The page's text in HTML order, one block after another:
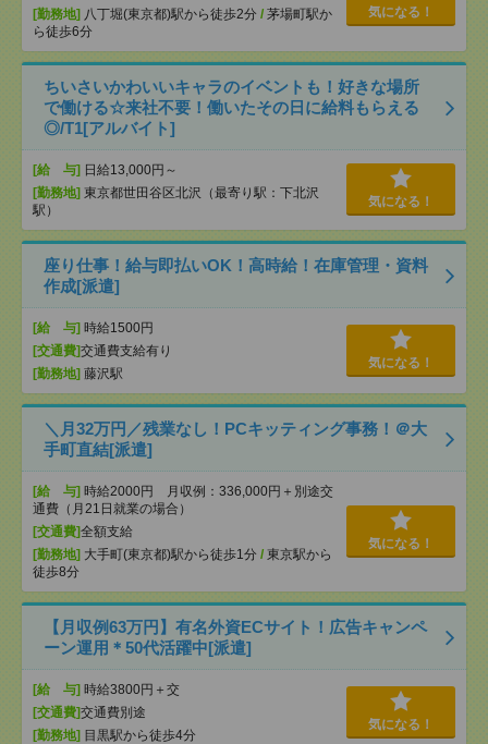
[勤務地] 八丁堀(東京都)駅から徒歩2分 / 茅場町駅か
ら徒歩6分
気になる！
ちいさいかわいいキャラのイベントも！好きな場所
で働ける☆来社不要！働いたその日に給料もらえる
◎/T1[アルバイト]
[給 与] 日給13,000円～
[勤務地] 東京都世田谷区北沢（最寄り駅：下北沢
駅）
気になる！
座り仕事！給与即払いOK！高時給！在庫管理・資料
作成[派遣]
[給 与] 時給1500円
[交通費]交通費支給有り
[勤務地] 藤沢駅
気になる！
＼月32万円／残業なし！PCキッティング事務！＠大
手町直結[派遣]
[給 与] 時給2000円 月収例：336,000円＋別途交
通費（月21日就業の場合）
[交通費]全額支給
[勤務地] 大手町(東京都)駅から徒歩1分 / 東京駅から
徒歩8分
気になる！
【月収例63万円】有名外資ECサイト！広告キャンペ
ーン運用＊50代活躍中[派遣]
[給 与] 時給3800円＋交
[交通費]交通費別途
[勤務地] 目黒駅から徒歩4分
気になる！